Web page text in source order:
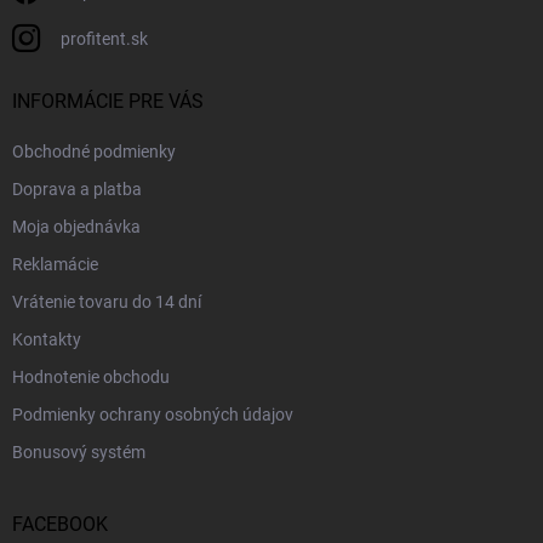
profitent.sk
INFORMÁCIE PRE VÁS
Obchodné podmienky
Doprava a platba
Moja objednávka
Reklamácie
Vrátenie tovaru do 14 dní
Kontakty
Hodnotenie obchodu
Podmienky ochrany osobných údajov
Bonusový systém
FACEBOOK